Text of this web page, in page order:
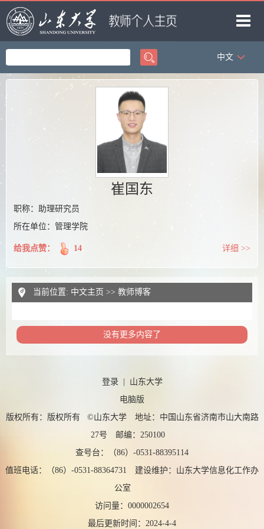
首页
中文
崔国东
职称：助理研究员
所在单位：管理学院
给我点赞： 14 详细 >>
当前位置: 中文主页 >> 教师博客
没有更多内容了
登录| 山东大学
电脑版
版权所有：版权所有 ©山东大学 地址：中国山东省济南市山大南路
27号 邮编：250100
查号台：（86）-0531-88395114
值班电话：（86）-0531-88364731 建设维护：山东大学信息化工作办
公室
访问量： 0000002654
最后更新时间： 2024-4-4